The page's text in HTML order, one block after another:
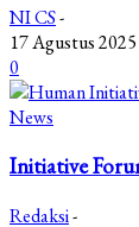
NI CS-
17 Agustus 2025
0
News
Initiative
Redaksi-